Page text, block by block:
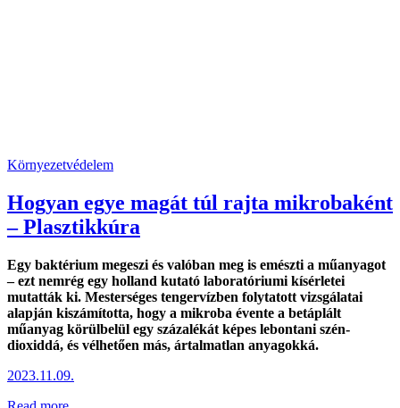
Környezetvédelem
Hogyan egye magát túl rajta mikrobaként
– Plasztikkúra
Egy baktérium megeszi és valóban meg is emészti a műanyagot
– ezt nemrég egy holland kutató laboratóriumi kísérletei
mutatták ki. Mesterséges tengervízben folytatott vizsgálatai
alapján kiszámította, hogy a mikroba évente a betáplált
műanyag körülbelül egy százalékát képes lebontani szén-
dioxiddá, és vélhetően más, ártalmatlan anyagokká.
2023.11.09.